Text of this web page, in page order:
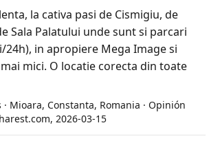
la cativa pasi de Cismigiu, de
Sala Palatului unde sunt si parcari
24h), in apropiere Mega Image si
mici. O locatie corecta din toate
Mioara, Constanta, Romania · Opinión
2026-03-15